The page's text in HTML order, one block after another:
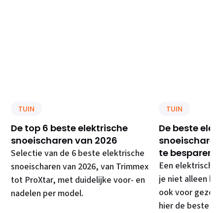
TUIN
De top 6 beste elektrische
snoeischaren van 2026
Selectie van de 6 beste elektrische
snoeischaren van 2026, van Trimmex
tot ProXtar, met duidelijke voor- en
nadelen per model.
TUIN
De beste
te besparen
Een elektrische
je niet alleen
ook voor
hier de beste